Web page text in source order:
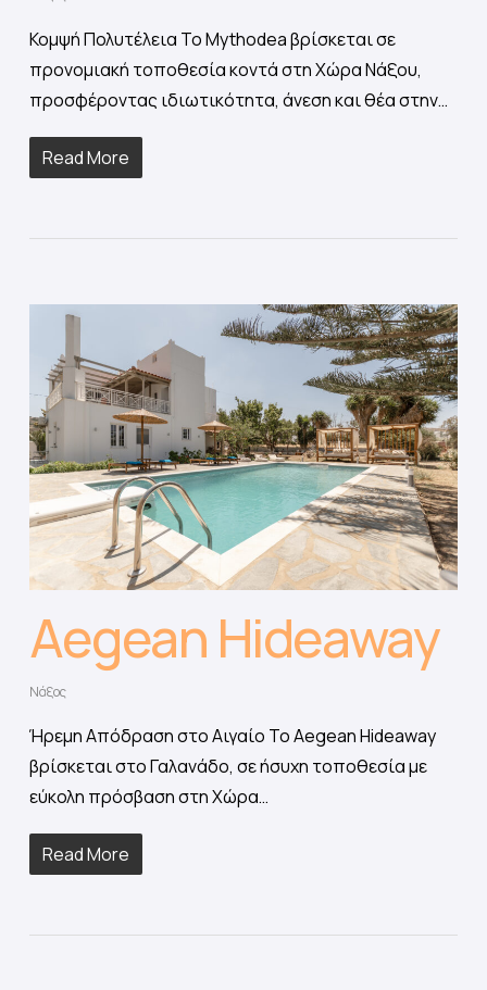
Κομψή Πολυτέλεια Το Mythodea βρίσκεται σε
προνομιακή τοποθεσία κοντά στη Χώρα Νάξου,
προσφέροντας ιδιωτικότητα, άνεση και θέα στην…
Read More
Aegean Hideaway
Νάξος
Ήρεμη Απόδραση στο Αιγαίο Το Aegean Hideaway
βρίσκεται στο Γαλανάδο, σε ήσυχη τοποθεσία με
εύκολη πρόσβαση στη Χώρα…
Read More